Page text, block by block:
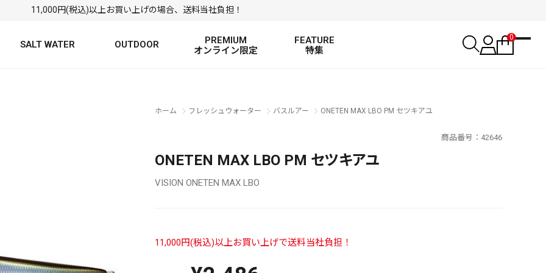
11,000円(税込)以上お買い上げの場合、送料当社負担！
TROUT ROD TROUT LURE
SALT WATER
SALTWATER LURE
OUTDOOR
PREMIUM
オンライン限定
FEATURE
特集
0
絞り込み検索
ホーム フレッシュウォーター バスルアー ONETEN MAX LBO PM セツキアユ
商品番号 42646
ONETEN MAX LBO PM セツキアユ
VISION ONETEN MAX LBO
11,000円(税込)以上お買い上げで送料当社負担！